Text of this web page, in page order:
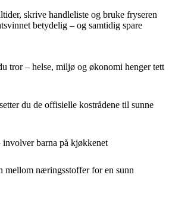
skrive handleliste og bruke fryseren
betydelig – og samtidig spare
tror – helse, miljø og økonomi henger tett
du de offisielle kostrådene til sunne
barna på kjøkkenet
mellom næringsstoffer for en sunn